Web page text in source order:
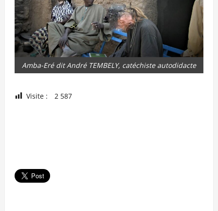
Amba-Eré dit André TEMBELY, catéchiste autodidacte
Visite : 2 587